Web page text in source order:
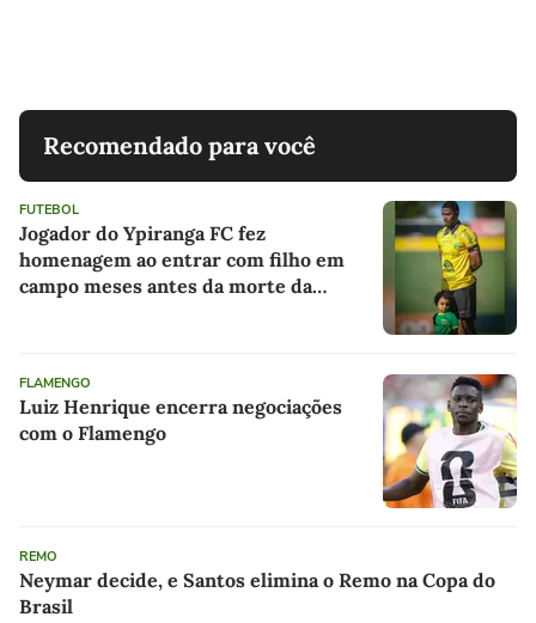
Recomendado para você
FUTEBOL
Jogador do Ypiranga FC fez
homenagem ao entrar com filho em
campo meses antes da morte da
FLAMENGO
Luiz Henrique encerra negociações
com o Flamengo
REMO
Neymar decide, e Santos elimina o Remo na Copa do
Brasil